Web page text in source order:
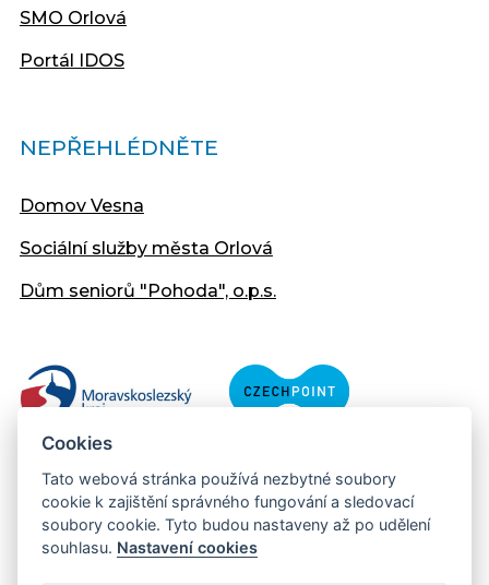
SMO Orlová
Portál IDOS
NEPŘEHLÉDNĚTE
Domov Vesna
Sociální služby města Orlová
Dům seniorů "Pohoda", o.p.s.
Copyright © 2013 - 2026 Městský úřad Orlová
Cookies
Tato webová stránka používá nezbytné soubory
cookie k zajištění správného fungování a sledovací
soubory cookie. Tyto budou nastaveny až po udělení
souhlasu. Nastavení cookies